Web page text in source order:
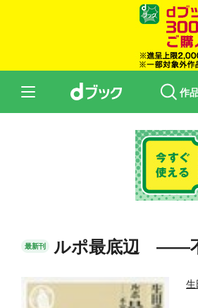
作
最新刊 ルポ最底辺 ――
生